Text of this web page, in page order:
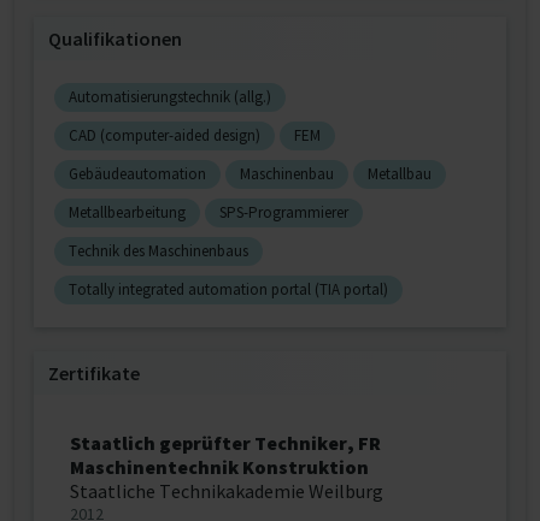
Qualifikationen
Automatisierungstechnik (allg.)
CAD (computer-aided design)
FEM
Gebäudeautomation
Maschinenbau
Metallbau
Metallbearbeitung
SPS-Programmierer
Technik des Maschinenbaus
Totally integrated automation portal (TIA portal)
Zertifikate
Staatlich geprüfter Techniker, FR
Maschinentechnik Konstruktion
Staatliche Technikakademie Weilburg
2012